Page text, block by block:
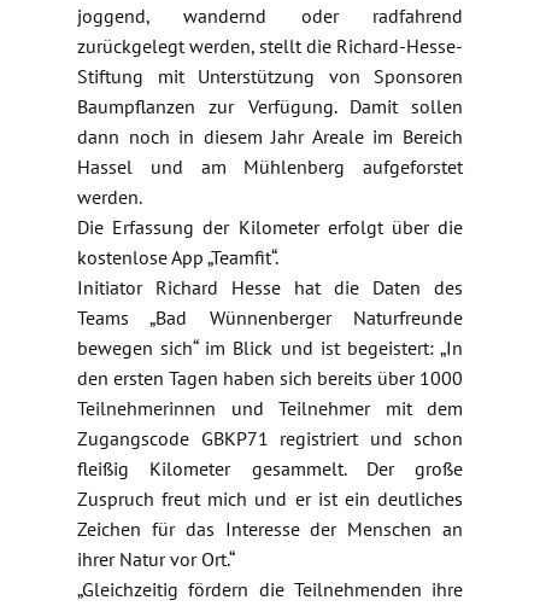
joggend, wandernd oder radfahrend
zurückgelegt werden, stellt die Richard-Hesse-
Stiftung mit Unterstützung von Sponsoren
Baumpflanzen zur Verfügung. Damit sollen
dann noch in diesem Jahr Areale im Bereich
Hassel und am Mühlenberg aufgeforstet
werden.
Die Erfassung der Kilometer erfolgt über die
kostenlose App „Teamfit“.
Initiator Richard Hesse hat die Daten des
Teams „Bad Wünnenberger Naturfreunde
bewegen sich“ im Blick und ist begeistert: „In
den ersten Tagen haben sich bereits über 1000
Teilnehmerinnen und Teilnehmer mit dem
Zugangscode GBKP71 registriert und schon
fleißig Kilometer gesammelt. Der große
Zuspruch freut mich und er ist ein deutliches
Zeichen für das Interesse der Menschen an
ihrer Natur vor Ort.“
„Gleichzeitig fördern die Teilnehmenden ihre